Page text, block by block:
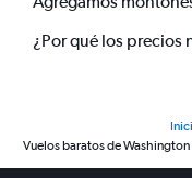
¿Por qué los precios
Vuelos baratos de